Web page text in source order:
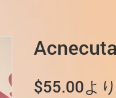
$55.00よ